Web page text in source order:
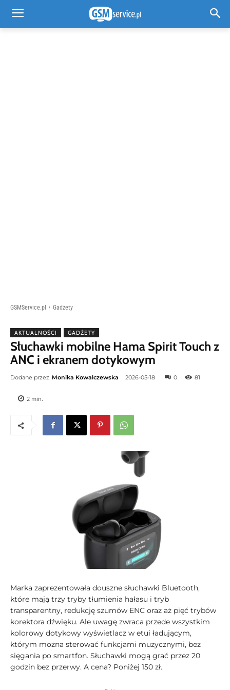
GSMService.pl Gadżety
AKTUALNOŚCI GADŻETY
Słuchawki mobilne Hama Spirit Touch z
ANC i ekranem dotykowym
Dodane przez Monika Kowalczewska 2026-05-18 0 81
2 min.
Marka zaprezentowała douszne słuchawki Bluetooth,
które mają trzy tryby tłumienia hałasu i tryb
transparentny, redukcję szumów ENC oraz aż pięć trybów
korektora dźwięku. Ale uwagę zwraca przede wszystkim
kolorowy dotykowy wyświetlacz w etui ładującym,
którym można sterować funkcjami muzycznymi, bez
sięgania po smartfon. Słuchawki mogą grać przez 20
godzin bez przerwy. A cena? Poniżej 150 zł.